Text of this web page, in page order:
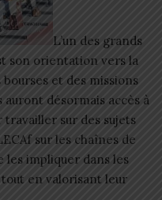
L’un des grands
son orientation vers la
et des missions
désormais accès à
sur des sujets
sur les chaînes de
les impliquer dans les
en valorisant leur